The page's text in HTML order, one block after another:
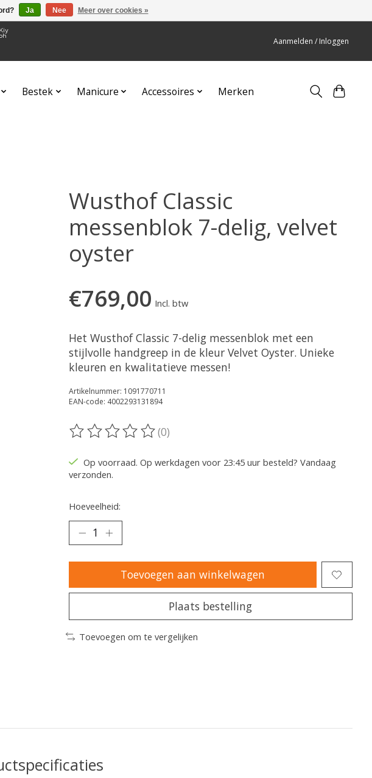
Aanmelden / Inloggen
Bestek Manicure Accessoires Merken
Wusthof Classic
messenblok 7-delig, velvet
oyster
€769,00 Incl. btw
Het Wusthof Classic 7-delig messenblok met een
stijlvolle handgreep in de kleur Velvet Oyster. Unieke
kleuren en kwalitatieve messen!
Artikelnummer: 1091770711
EAN-code: 4002293131894
De beoordeling van dit product is
(0)
Op voorraad. Op werkdagen voor 23:45 uur besteld? Vandaag
verzonden.
Hoeveelheid:
Toevoegen aan winkelwagen
Plaats bestelling
Toevoegen om te vergelijken
Ja Nee Meer over cookies »